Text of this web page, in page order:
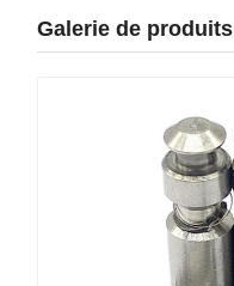
Galerie de produits